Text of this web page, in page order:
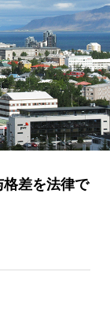
差を法律で